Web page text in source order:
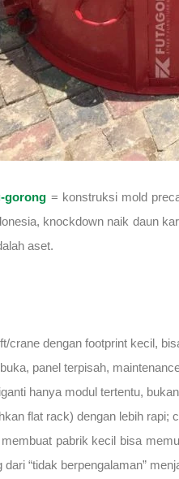
gorong = konstruksi mold
knockdown naik daun
aset.
crane dengan footprint kecil,
panel terpisah,
hanya modul tertentu,
flat rack) dengan lebih rapi;
pabrik kecil bisa
“tidak berpengalaman”